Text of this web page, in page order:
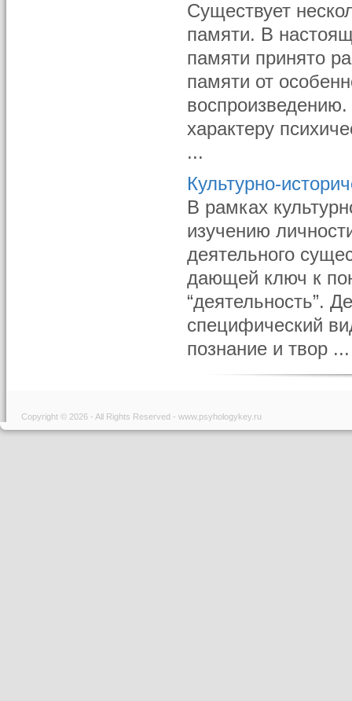
Существует
памяти. В
памяти принято
памяти от
характеру
...
Культурно-
В рамках
изучению
деятельного
дающей ключ к
“деятельность”.
специфический
познание и твор ...
Copyright © 2026 - All Rights Reserved - www.psyhologykey.ru